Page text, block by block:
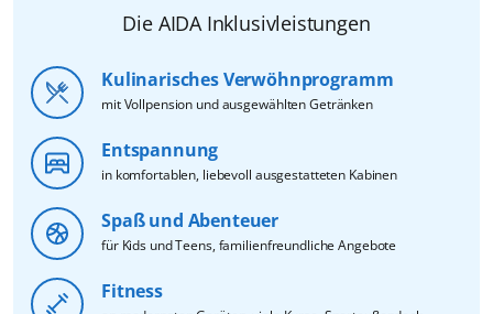
Die AIDA Inklusivleistungen
Kulinarisches Verwöhnprogramm
mit Vollpension und ausgewählten Getränken
Entspannung
in komfortablen, liebevoll ausgestatteten Kabinen
Spaß und Abenteuer
für Kids und Teens, familienfreundliche Angebote
Fitness